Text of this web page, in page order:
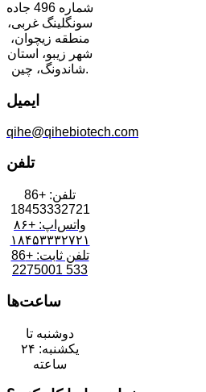
شماره 496 جاده
سونگلینگ غربی،
منطقه زیچوان،
شهر زیبو، استان
شاندونگ، چین.
ایمیل
qihe@qihebiotech.com
تلفن
تلفن: +86
18453332721
واتس‌اپ: +۸۶
۱۸۴۵۳۳۳۲۷۲۱
تلفن ثابت: +86
533 2275001
ساعت‌ها
دوشنبه تا
یکشنبه: ۲۴
ساعته